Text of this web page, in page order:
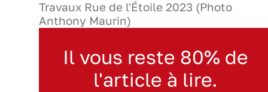
Travaux Rue de l'Étoile 2023 (Photo
Anthony Maurin)
Il vous reste 80% de
l'article à lire.